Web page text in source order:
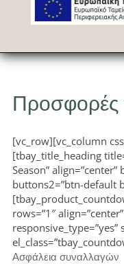
Προσφορές
[vc_row][vc_column
[tbay_title_heading
Season”
buttons2=”btn-default
rows=”1″
responsive_type=”yes”
Ασφάλεια συναλλαγών